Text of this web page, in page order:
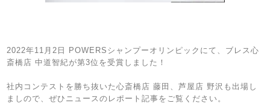
2022年11月2日 POWERSシャンプーオリンピックにて、ブレス心
斎橋店 中道智紀が第3位を受賞しました！
社内コンテストを勝ち抜いた心斎橋店 藤田、芦屋店 野沢も出場し
ましので、ぜひニュースのレポート記事をご覧ください。